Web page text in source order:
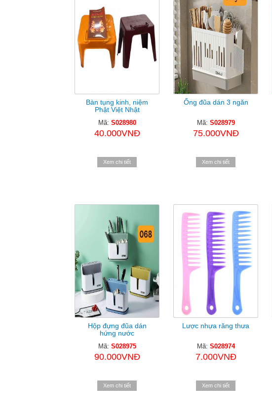
Bàn tụng kinh, niệm
Phật Việt Nhật
Mã: S028980
40.000VNĐ
Xem chi tiết
Ống đũa dán 3 ngăn
Mã: S028979
75.000VNĐ
Xem chi tiết
Hộp đựng đũa dán
hứng nước
Mã: S028975
90.000VNĐ
Xem chi tiết
Lược nhựa răng thưa
Mã: S028974
7.000VNĐ
Xem chi tiết